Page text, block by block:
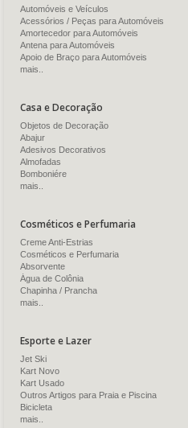
Automóveis e Veículos
Acessórios / Peças para Automóveis
Amortecedor para Automóveis
Antena para Automóveis
Apoio de Braço para Automóveis
mais..
Casa e Decoração
Objetos de Decoração
Abajur
Adesivos Decorativos
Almofadas
Bomboniére
mais..
Cosméticos e Perfumaria
Creme Anti-Estrias
Cosméticos e Perfumaria
Absorvente
Água de Colônia
Chapinha / Prancha
mais..
Esporte e Lazer
Jet Ski
Kart Novo
Kart Usado
Outros Artigos para Praia e Piscina
Bicicleta
mais..